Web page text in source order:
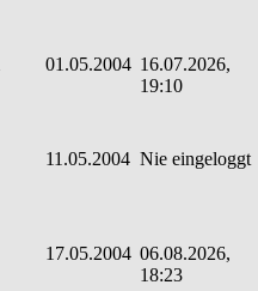
01.05.2004 16.07.2026,
19:10
11.05.2004 Nie eingeloggt
17.05.2004 06.08.2026,
18:23